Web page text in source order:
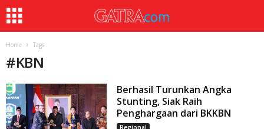
Home Tags
#KBN
Berhasil Turunkan Angka
Stunting, Siak Raih
Penghargaan dari BKKBN
Regional